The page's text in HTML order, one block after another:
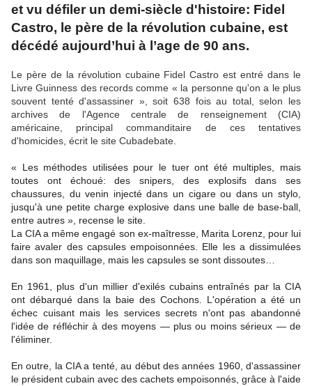
et vu défiler un demi-siècle d'histoire: Fidel
Castro, le père de la révolution cubaine, est
décédé aujourd’hui à l’age de 90 ans.
Le père de la révolution cubaine Fidel Castro est entré dans le
Livre Guinness des records comme « la personne qu'on a le plus
souvent tenté d'assassiner », soit 638 fois au total, selon les
archives de l'Agence centrale de renseignement (CIA)
américaine, principal commanditaire de ces tentatives
d'homicides, écrit le site Cubadebate.
« Les méthodes utilisées pour le tuer ont été multiples, mais
toutes ont échoué: des snipers, des explosifs dans ses
chaussures, du venin injecté dans un cigare ou dans un stylo,
jusqu'à une petite charge explosive dans une balle de base-ball,
entre autres », recense le site.
La CIA a même engagé son ex-maîtresse, Marita Lorenz, pour lui
faire avaler des capsules empoisonnées. Elle les a dissimulées
dans son maquillage, mais les capsules se sont dissoutes…
En 1961, plus d'un millier d'exilés cubains entraînés par la CIA
ont débarqué dans la baie des Cochons. L'opération a été un
échec cuisant mais les services secrets n'ont pas abandonné
l'idée de réfléchir à des moyens — plus ou moins sérieux — de
l'éliminer.
En outre, la CIA a tenté, au début des années 1960, d'assassiner
le président cubain avec des cachets empoisonnés, grâce à l'aide